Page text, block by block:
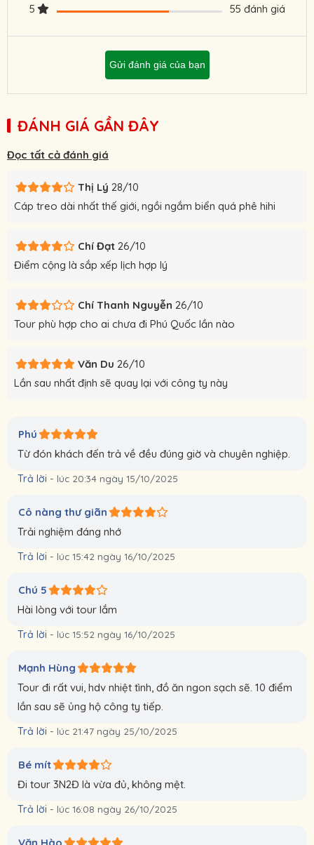
5
55 đánh giá
Gửi đánh giá của bạn
ĐÁNH GIÁ GẦN ĐÂY
Đọc tất cả đánh giá
Thị Lý 28/10
Cáp treo dài nhất thế giới, ngồi ngắm biển quá phê hihi
Chí Đạt 26/10
Điểm cộng là sắp xếp lịch hợp lý
Chí Thanh Nguyễn 26/10
Tour phù hợp cho ai chưa đi Phú Quốc lần nào
Văn Du 26/10
Lần sau nhất định sẽ quay lại với công ty này
Phú
Từ đón khách đến trả về đều đúng giờ và chuyên nghiệp.
Trả lời - lúc 20:34 ngày 15/10/2025
Cô nàng thư giãn
Trải nghiệm đáng nhớ
Trả lời - lúc 15:42 ngày 16/10/2025
Chú 5
Hài lòng với tour lắm
Trả lời - lúc 15:52 ngày 16/10/2025
Mạnh Hùng
Tour đi rất vui, hdv nhiệt tình, đồ ăn ngon sạch sẽ. 10 điểm
lần sau sẽ ủng hộ công ty tiếp.
Trả lời - lúc 21:47 ngày 25/10/2025
Bé mít
Đi tour 3N2Đ là vừa đủ, không mệt.
Trả lời - lúc 16:08 ngày 26/10/2025